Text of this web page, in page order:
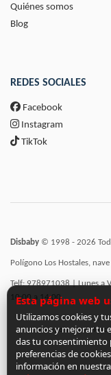
Quiénes somos
Blog
REDES SOCIALES
Facebook
Instagram
TikTok
Disbaby © 1998 - 2026
Polígono Los Hostales,
Telf: 978971038 | Lunes a
10:00 a 14:00
Incorporación de
Esta página web
Utilizamos cookies y
anuncios y mejorar tu
das tu consentimiento
preferencias de
información en